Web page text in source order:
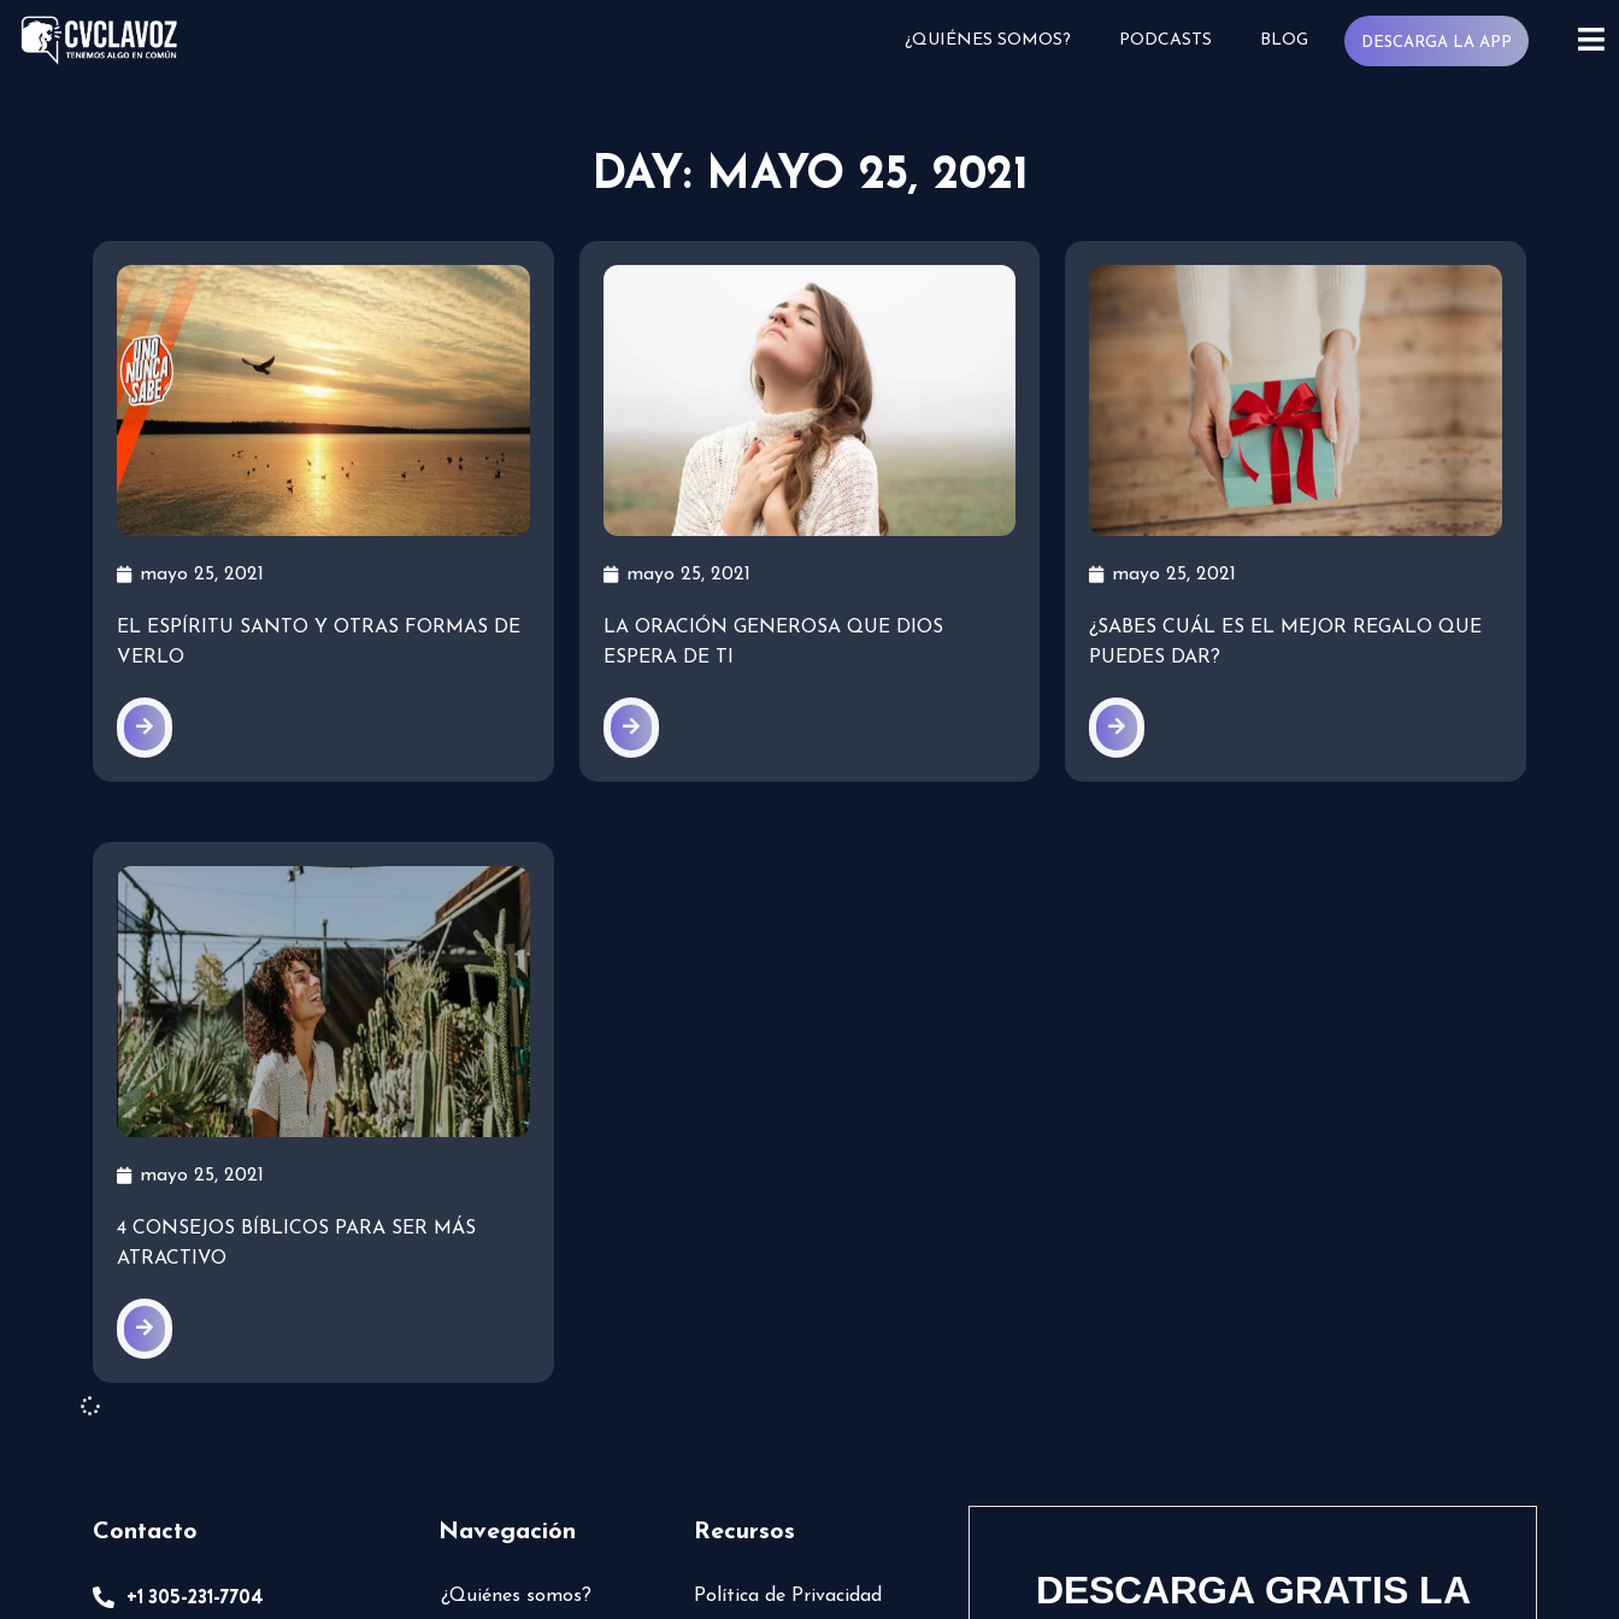
¿QUIÉNES SOMOS? PODCASTS BLOG DESCARGA LA APP
DAY: MAYO 25, 2021
mayo 25, 2021
EL ESPÍRITU SANTO Y OTRAS FORMAS DE
VERLO
mayo 25, 2021
LA ORACIÓN GENEROSA QUE DIOS
ESPERA DE TI
mayo 25, 2021
¿SABES CUÁL ES EL MEJOR REGALO QUE
PUEDES DAR?
mayo 25, 2021
4 CONSEJOS BÍBLICOS PARA SER MÁS
ATRACTIVO
Contacto
+1 305-231-7704
Navegación
¿Quiénes somos?
Recursos
Política de Privacidad
DESCARGA GRATIS LA